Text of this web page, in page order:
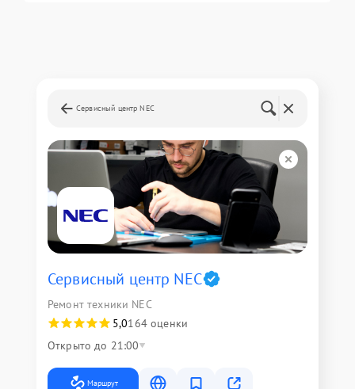
Сервисный центр NEC
Сервисный центр NEC
Ремонт техники NEC
5,0164 оценки
Открыто до 21:00
Маршрут